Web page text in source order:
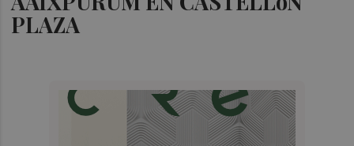
PLAZA